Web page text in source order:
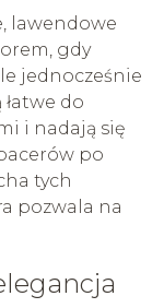
lawendowe
gdy
jednocześnie
do
i nadają się
po
tych
pozwala na